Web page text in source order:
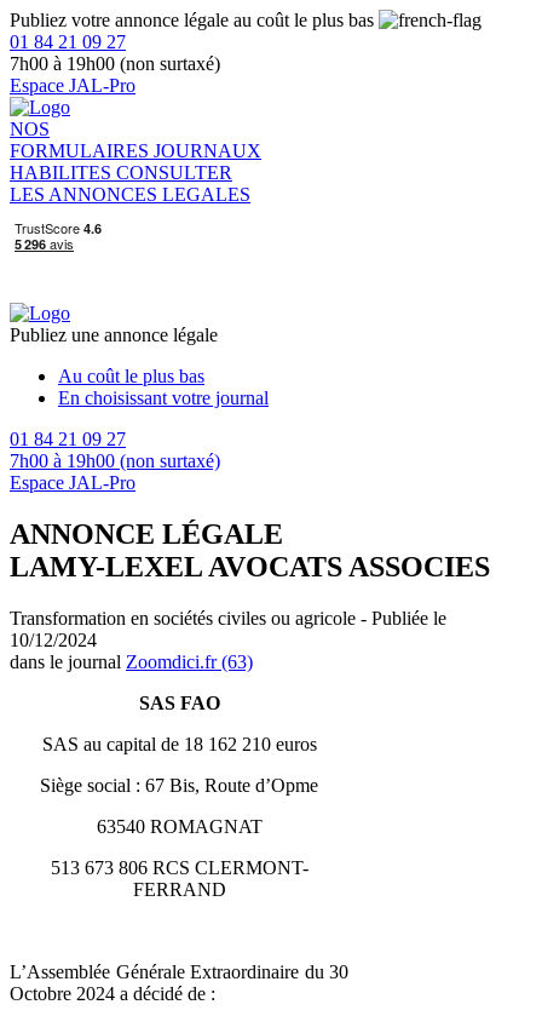
Publiez votre annonce légale au coût le plus bas
01 84 21 09 27
7h00 à 19h00 (non surtaxé)
Espace JAL-Pro
NOS
FORMULAIRES JOURNAUX
HABILITES CONSULTER
LES ANNONCES LEGALES
Publiez une annonce légale
Au coût le plus bas
En choisissant votre journal
01 84 21 09 27
7h00 à 19h00 (non surtaxé)
Espace JAL-Pro
ANNONCE LÉGALE
LAMY-LEXEL AVOCATS ASSOCIES
Transformation en sociétés civiles ou agricole - Publiée le
10/12/2024
dans le journal Zoomdici.fr (63)
SAS FAO
SAS au capital de 18 162 210 euros
Siège social : 67 Bis, Route d’Opme
63540 ROMAGNAT
513 673 806 RCS CLERMONT-
FERRAND
L’Assemblée Générale Extraordinaire du 30
Octobre 2024 a décidé de :